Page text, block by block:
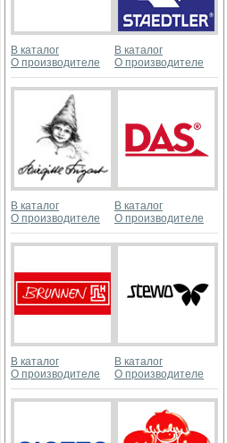
В каталог
О производителе
В каталог
О производителе
В каталог
О производителе
В каталог
О производителе
В каталог
О производителе
В каталог
О производителе